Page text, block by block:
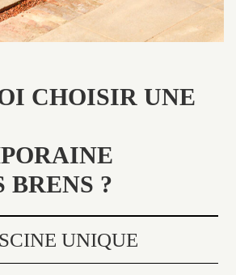
CHOISIR UNE
BRENS ?
UNIQUE